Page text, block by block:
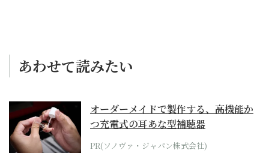
あわせて読みたい
オーダーメイドで製作する、高機能か
つ充電式の耳あな型補聴器
PR(ソノヴァ・ジャパン株式会社)